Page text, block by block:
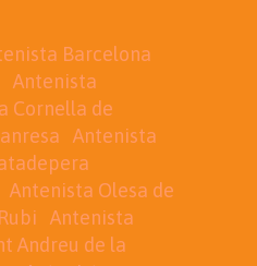
Barcelona
Antenista
Cornella de
Antenista
Antenista Olesa de
Antenista
Andreu de la